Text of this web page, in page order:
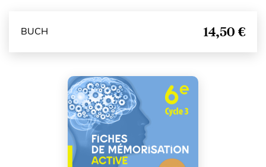
BUCH 14,50 €